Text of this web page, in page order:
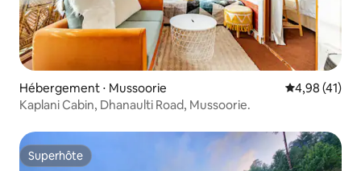
Hébergement ⋅ Mussoorie Évaluation
4,98 (41)
Kaplani Cabin, Dhanaulti Road, Mussoorie.
Superhôte
Superhôte